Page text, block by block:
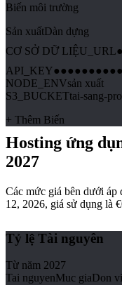
Biến môi trường
Sản xuấtDàn dựng
CƠ SỞ DỮ LIỆU_URL
API_KEY
NODE_ENVsản xuất
S3_BUCKETtai-sang-
+ Thêm Biến
Hosting ứng
2027
Các mức giá bên dưới áp
12, 2026, giá sử dụng là
Tỷ lệ Tài nguyên
Từ năm 2027
Tai nguyenMuc giaDon vi